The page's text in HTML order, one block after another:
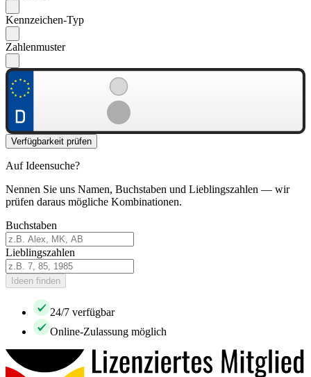
Kennzeichen-Typ
Zahlenmuster
Verfügbarkeit prüfen
Auf Ideensuche?
Nennen Sie uns Namen, Buchstaben und Lieblingszahlen — wir
prüfen daraus mögliche Kombinationen.
Buchstaben
Lieblingszahlen
Ideen finden
24/7 verfügbar
Online-Zulassung möglich